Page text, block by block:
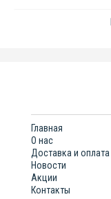
Главная
О нас
Доставка и оплата
Новости
Акции
Контакты